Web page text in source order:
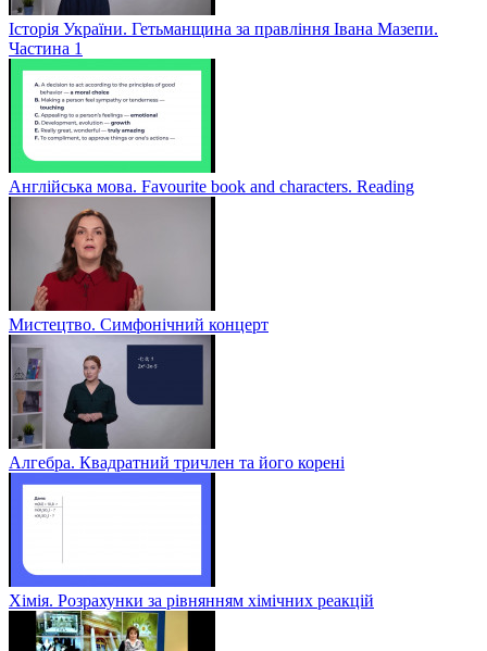
Історія України. Гетьманщина за правління Івана Мазепи.
Частина 1
Англійська мова. Favourite book and characters. Reading
Мистецтво. Симфонічний концерт
Алгебра. Квадратний тричлен та його корені
Хімія. Розрахунки за рівнянням хімічних реакцій